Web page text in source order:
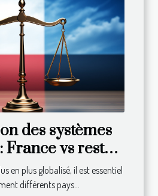
des systèmes
vs reste
en plus globalisé, il est essentiel
différents pays...